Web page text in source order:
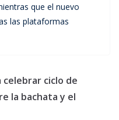
que el nuevo
las plataformas
celebrar ciclo de
la bachata y el